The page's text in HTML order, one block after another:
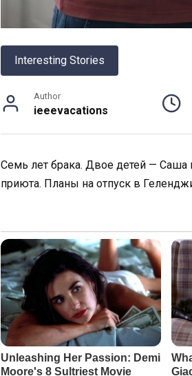
Interesting Stories
Author
ieeevacations
Семь лет брака. Двое детей — Саша
приюта. Планы на отпуск в